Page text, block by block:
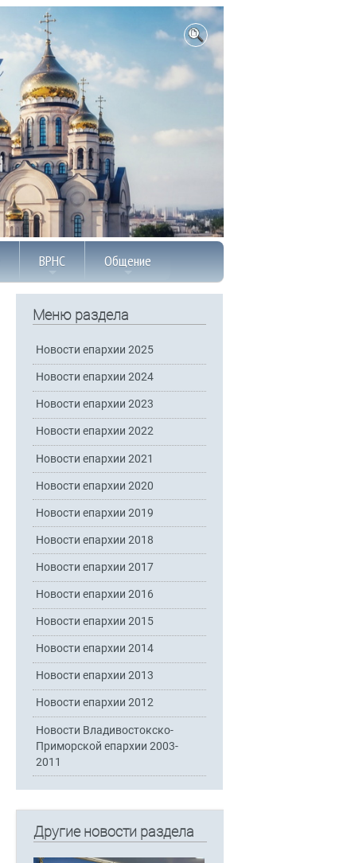
ВРНС Общение
Меню раздела
Новости епархии 2025
Новости епархии 2024
Новости епархии 2023
Новости епархии 2022
Новости епархии 2021
Новости епархии 2020
Новости епархии 2019
Новости епархии 2018
Новости епархии 2017
Новости епархии 2016
Новости епархии 2015
Новости епархии 2014
Новости епархии 2013
Новости епархии 2012
Новости Владивостокско-
Приморской епархии 2003-
2011
Другие новости раздела